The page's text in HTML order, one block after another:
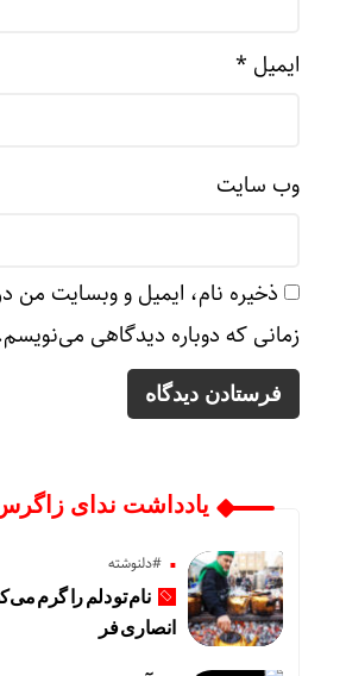
ایمیل *
وب‌ سایت
ذخیره نام، ایمیل و وبسایت من
زمانی که دوباره دیدگاهی
یادداشت ندای
#دلنوشته
نام تو دلم را گرم
انصاری فر